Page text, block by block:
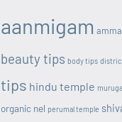
aanmigam
beauty tips body tips distric
tips hindu temple
organic nel perumal temple